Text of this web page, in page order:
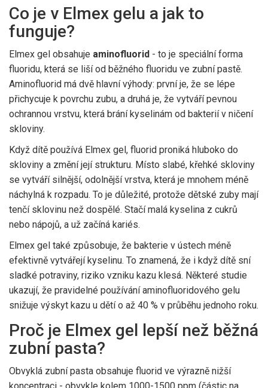
Co je v Elmex gelu a jak to
funguje?
Elmex gel obsahuje aminofluorid - to je speciální forma
fluoridu, která se liší od běžného fluoridu ve zubní pastě.
Aminofluorid má dvě hlavní výhody: první je, že se lépe
přichycuje k povrchu zubu, a druhá je, že vytváří pevnou
ochrannou vrstvu, která brání kyselinám od bakterií v ničení
skloviny.
Když dítě používá Elmex gel, fluorid proniká hluboko do
skloviny a změní její strukturu. Místo slabé, křehké skloviny
se vytváří silnější, odolnější vrstva, která je mnohem méně
náchylná k rozpadu. To je důležité, protože dětské zuby mají
tenčí sklovinu než dospělé. Stačí malá kyselina z cukrů
nebo nápojů, a už začíná kariés.
Elmex gel také způsobuje, že bakterie v ústech méně
efektivně vytvářejí kyselinu. To znamená, že i když dítě sní
sladké potraviny, riziko vzniku kazu klesá. Některé studie
ukazují, že pravidelné používání aminofluoridového gelu
snižuje výskyt kazu u dětí o až 40 % v průběhu jednoho roku.
Proč je Elmex gel lepší než běžná
zubní pasta?
Obvyklá zubní pasta obsahuje fluorid ve výrazně nižší